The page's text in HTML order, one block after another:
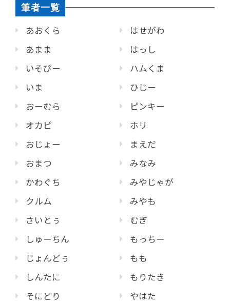
筆者一覧
あおくら
あまま
いそぴー
いま
おーむら
オカピ
おじょー
おまつ
かわぐち
クルム
さいとぅ
しゅーちん
じょんどぅ
しんたに
そにどり
はせがわ
はっし
ハムくま
ひじー
ピンキー
ホリ
まえだ
みなみ
みやじゃが
みやも
むぎ
もっちー
もも
もりたき
やはた